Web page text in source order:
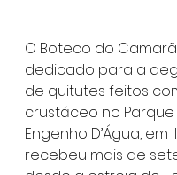
O Boteco do
dedicado para a
de quitutes feitos
crustáceo no Parque
Engenho D’Água, em
recebeu mais de